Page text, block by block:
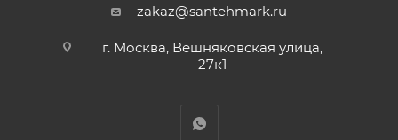
zakaz@santehmark.ru
г. Москва, Вешняковская улица,
27к1